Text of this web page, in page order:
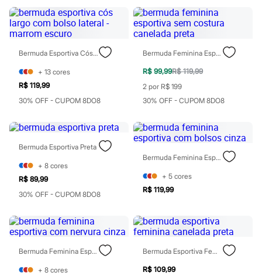
Gloss
Pó facial
Sombras
Al Wataniah
Banderas
Beleza C&A
Boca Rosa
Bruna Tavares
Carolina Herrera
Ciclo
Jean Paul Gaultier
Lancôme
Mari Maria
Niina Secrets
Océane
Payot
Rabanne
Vizzela
Vult
Perfumes
Perfumes femininos
Perfumes masculinos
Bermuda Esportiva Cós Largo Com Bolso Lateral - Marrom Escuro
+ 13 cores
R$ 119,99
30% OFF - CUPOM 8DO8
Bermuda Feminina Esportiva Sem Costura Canelada Preta
R$ 99,99R$ 119,99
2 por R$ 199
30% OFF - CUPOM 8DO8
Bermuda Esportiva Preta
+ 8 cores
R$ 89,99
30% OFF - CUPOM 8DO8
Bermuda Feminina Esportiva Com Bolsos Cinza
+ 5 cores
R$ 119,99
Bermuda Feminina Esportiva Com Nervura Cinza
+ 8 cores
Bermuda Esportiva Feminina Canelada Preta
R$ 109,99